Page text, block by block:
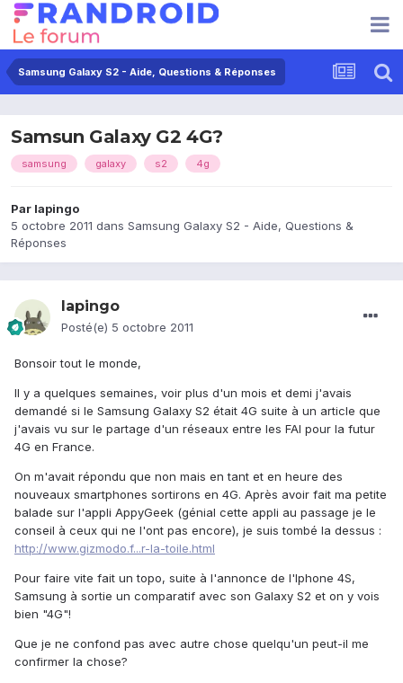
Samsung Galaxy S2 - Aide, Questions & Réponses
Samsun Galaxy G2 4G?
samsung galaxy s2 4g
Par lapingo
5 octobre 2011 dans Samsung Galaxy S2 - Aide, Questions &
Réponses
lapingo
Posté(e) 5 octobre 2011
Bonsoir tout le monde,
Il y a quelques semaines, voir plus d'un mois et demi j'avais
demandé si le Samsung Galaxy S2 était 4G suite à un article que
j'avais vu sur le partage d'un réseaux entre les FAI pour la futur
4G en France.
On m'avait répondu que non mais en tant et en heure des
nouveaux smartphones sortirons en 4G. Après avoir fait ma petite
balade sur l'appli AppyGeek (génial cette appli au passage je le
conseil à ceux qui ne l'ont pas encore), je suis tombé la dessus :
http://www.gizmodo.f...r-la-toile.html
Pour faire vite fait un topo, suite à l'annonce de l'Iphone 4S,
Samsung à sortie un comparatif avec son Galaxy S2 et on y vois
bien "4G"!
Que je ne confond pas avec autre chose quelqu'un peut-il me
confirmer la chose?